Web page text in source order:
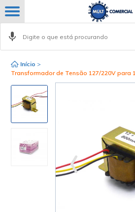
Início >
Transformador de Tensão 127/220V para